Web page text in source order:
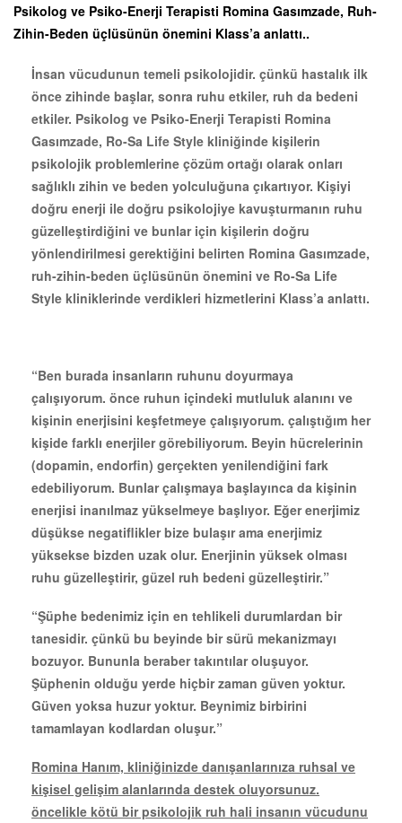
Psikolog ve Psiko-Enerji Terapisti Romina Gasımzade, Ruh-
Zihin-Beden üçlüsünün önemini Klass’a anlattı..
İnsan vücudunun temeli psikolojidir. çünkü hastalık ilk
önce zihinde başlar, sonra ruhu etkiler, ruh da bedeni
etkiler. Psikolog ve Psiko-Enerji Terapisti Romina
Gasımzade, Ro-Sa Life Style kliniğinde kişilerin
psikolojik problemlerine çözüm ortağı olarak onları
sağlıklı zihin ve beden yolculuğuna çıkartıyor. Kişiyi
doğru enerji ile doğru psikolojiye kavuşturmanın ruhu
güzelleştirdiğini ve bunlar için kişilerin doğru
yönlendirilmesi gerektiğini belirten Romina Gasımzade,
ruh-zihin-beden üçlüsünün önemini ve Ro-Sa Life
Style kliniklerinde verdikleri hizmetlerini Klass’a anlattı.
“Ben burada insanların ruhunu doyurmaya
çalışıyorum. önce ruhun içindeki mutluluk alanını ve
kişinin enerjisini keşfetmeye çalışıyorum. çalıştığım her
kişide farklı enerjiler görebiliyorum. Beyin hücrelerinin
(dopamin, endorfin) gerçekten yenilendiğini fark
edebiliyorum. Bunlar çalışmaya başlayınca da kişinin
enerjisi inanılmaz yükselmeye başlıyor. Eğer enerjimiz
düşükse negatiflikler bize bulaşır ama enerjimiz
yüksekse bizden uzak olur. Enerjinin yüksek olması
ruhu güzelleştirir, güzel ruh bedeni güzelleştirir.”
“Şüphe bedenimiz için en tehlikeli durumlardan bir
tanesidir. çünkü bu beyinde bir sürü mekanizmayı
bozuyor. Bununla beraber takıntılar oluşuyor.
Şüphenin olduğu yerde hiçbir zaman güven yoktur.
Güven yoksa huzur yoktur. Beynimiz birbirini
tamamlayan kodlardan oluşur.”
Romina Hanım, kliniğinizde danışanlarınıza ruhsal ve
kişisel gelişim alanlarında destek oluyorsunuz.
öncelikle kötü bir psikolojik ruh hali insanın vücudunu